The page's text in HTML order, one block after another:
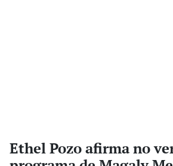
Ethel Pozo afirma no